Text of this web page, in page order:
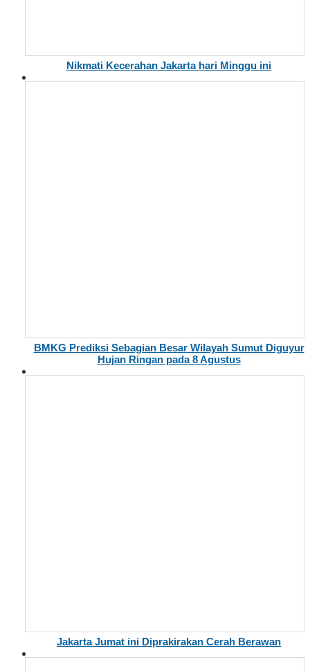
Nikmati Kecerahan Jakarta hari Minggu ini
BMKG Prediksi Sebagian Besar Wilayah Sumut Diguyur
Hujan Ringan pada 8 Agustus
Jakarta Jumat ini Diprakirakan Cerah Berawan